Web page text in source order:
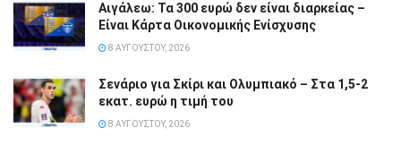
Αιγάλεω: Τα 300 ευρώ δεν είναι διαρκείας –
Είναι Κάρτα Οικονομικής Ενίσχυσης
8 ΑΥΓΟΎΣΤΟΥ, 2026
Σενάριο για Σκίρι και Ολυμπιακό – Στα 1,5-2
εκατ. ευρώ η τιμή του
8 ΑΥΓΟΎΣΤΟΥ, 2026